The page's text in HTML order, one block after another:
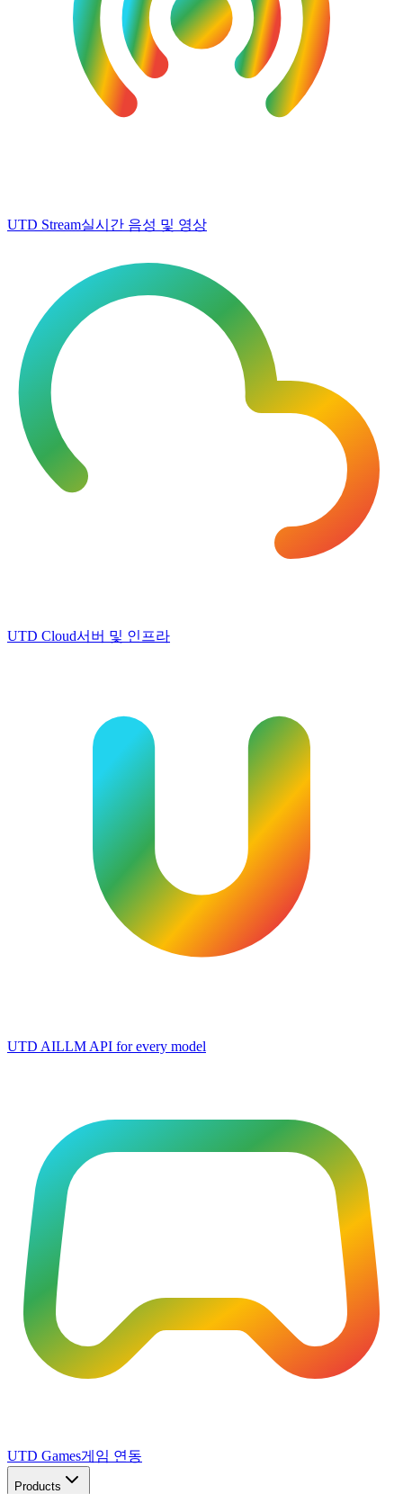
UTD Stream실시간 음성 및 영상
UTD Cloud서버 및 인프라
UTD AILLM API for every model
UTD Games게임 연동
Products